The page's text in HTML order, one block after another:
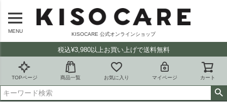
MENU
KISOCARE 公式オンラインショップ
税込¥3,980以上お買い上げで送料無料
TOPページ 商品一覧 お気に入り マイページ カート
予約商品
予約商品のみを表示
並び順
新着順
登録順